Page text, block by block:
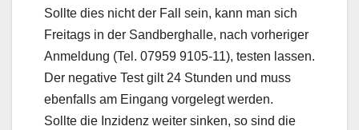
Sollte dies nicht der Fall sein, kann man sich
Freitags in der Sandberghalle, nach vorheriger
Anmeldung (Tel. 07959 9105-11), testen lassen.
Der negative Test gilt 24 Stunden und muss
ebenfalls am Eingang vorgelegt werden.
Sollte die Inzidenz weiter sinken, so sind die